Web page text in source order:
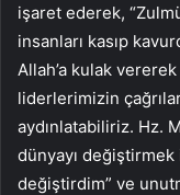
işaret ederek,
insanları kasıp
Allah’a kulak
liderlerimizin
aydınlatabiliriz. Hz.
dünyayı değiştirmek
değiştirdim” ve